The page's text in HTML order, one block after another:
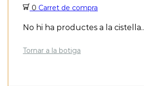
0 Carret de compra
No hi ha productes a la cistella..
Tornar a la botiga